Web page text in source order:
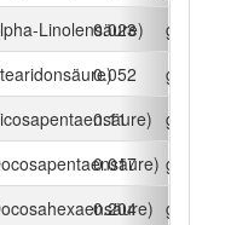
Linolensäure)
0.023
g
0.052
g
0.11
g
0.017
g
0.204
g